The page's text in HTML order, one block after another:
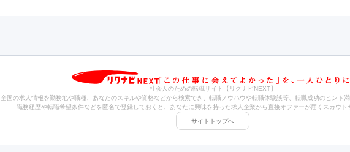
社会人のための転職サイト【リクナビNEXT】
全国の求人情報を勤務地や職種、あなたのスキルや資格などから検索でき、転職ノウハウや転職体験談等、転職成功のヒント
職務経歴や転職希望条件などを匿名で登録しておくと、あなたに興味を持った求人企業から直接オファーが届くスカウト
サイトトップへ